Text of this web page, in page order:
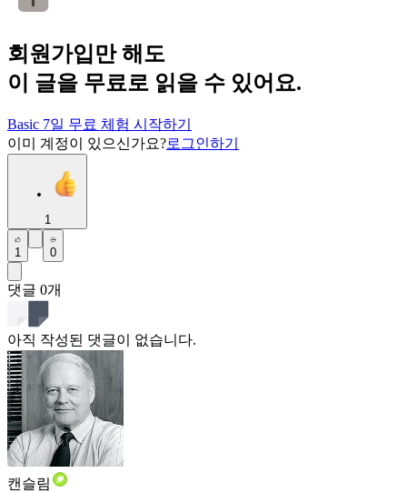
회원가입만 해도
이 글을 무료로 읽을 수 있어요.
Basic 7일 무료 체험 시작하기
이미 계정이 있으신가요?로그인하기
1
1 0
댓글 0개
아직 작성된 댓글이 없습니다.
캔슬림